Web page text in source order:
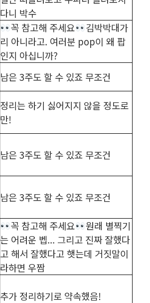
다니 박수
꼭 참고해 주세요
김박박대가
리 아니라고. 여러분 pop이 왜 팝
인지 아십니까?
남은 3주도 할 수 있죠 무조건
정리는 하기 싫어지지 않을 정도로
만!
남은 3주도 할 수 있죠 무조건
남은 3주도 할 수 있죠 무조건
꼭 참고해 주세요
원래 별찍기
는 어려운 벱... 그리고 진짜 잘했다
고 해서 잘했다고 햇는데 거짓말이
라하면 우짬
추가 정리하기로 약속했음!